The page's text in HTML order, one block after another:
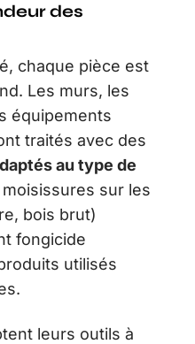
des
chaque pièce est
Les murs, les
équipements
traités avec des
au type de
sur les
bois brut)
fongicide
utilisés
leurs outils à